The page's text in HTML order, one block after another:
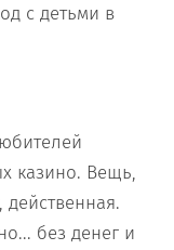
с детьми в
казино. Вещь,
без денег и